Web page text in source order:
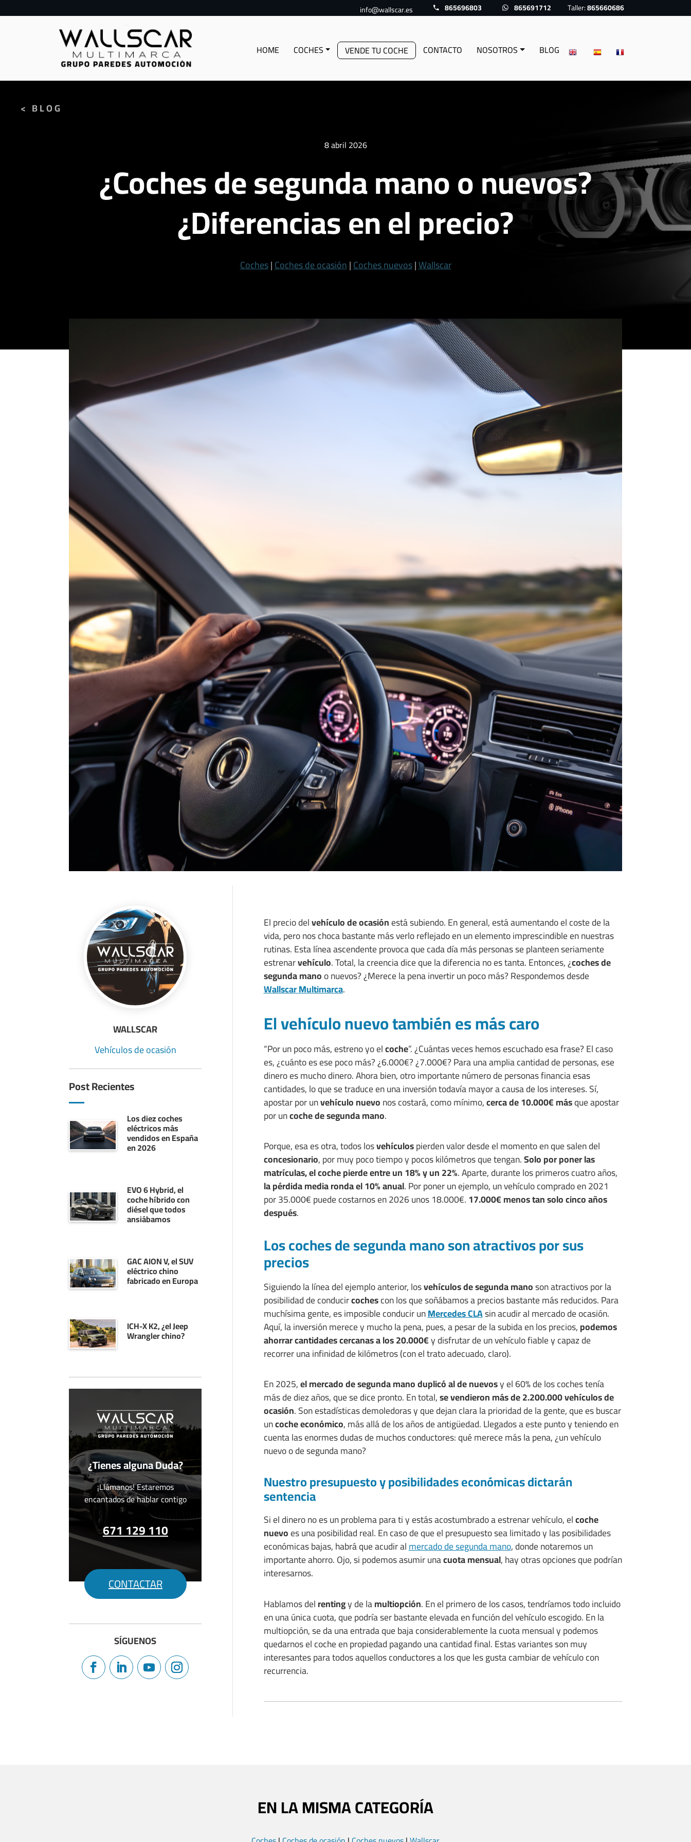
info@wallscar.es 865696803 865691712 Taller:865660686
HOME COCHES VENDE TU COCHE CONTACTO NOSOTROS BLOG
8 abril 2026
¿Coches de segunda mano o nuevos?
¿Diferencias en el precio?
Coches|Coches de ocasión|Coches nuevos|Wallscar
< BLOG
WALLSCAR
Vehículos de ocasión
Post Recientes
Los diez coches
eléctricos más
vendidos en España
en 2026
EVO 6 Hybrid, el
coche híbrido con
diésel que todos
ansiábamos
GAC AION V, el SUV
eléctrico chino
fabricado en Europa
ICH-X K2, ¿el Jeep
Wrangler chino?
¿Tienes alguna Duda?
¡Llámanos! Estaremos
encantados de hablar contigo
671 129 110
CONTACTAR
SÍGUENOS
El precio delvehículo de ocasiónestá subiendo. En general, está aumentando el coste de la
vida, pero nos choca bastante más verlo reflejado en un elemento imprescindible en nuestras
rutinas. Esta línea ascendente provoca que cada día más personas se planteen seriamente
estrenarvehículo. Total, la creencia dice que la diferencia no es tanta. Entonces, ¿coches de
segunda manoo nuevos? ¿Merece la pena invertir un poco más? Respondemos desde
Wallscar Multimarca.
El vehículo nuevo también es más caro
“Por un poco más, estreno yo elcoche”. ¿Cuántas veces hemos escuchado esa frase? El caso
es, ¿cuánto es ese poco más? ¿6.000€? ¿7.000€? Para una amplia cantidad de personas, ese
dinero es mucho dinero. Ahora bien, otro importante número de personas financia esas
cantidades, lo que se traduce en una inversión todavía mayor a causa de los intereses. Sí,
apostar por unvehículo nuevonos costará, como mínimo,cerca de 10.000€ másque apostar
por uncoche de segunda mano.
Porque, esa es otra, todos losvehículospierden valor desde el momento en que salen del
concesionario, por muy poco tiempo y pocos kilómetros que tengan.Solo por poner las
matrículas, el coche pierde entre un 18% y un 22%. Aparte, durante los primeros cuatro años,
la pérdida media ronda el 10% anual. Por poner un ejemplo, un vehículo comprado en 2021
por 35.000€ puede costarnos en 2026 unos 18.000€.17.000€ menos tan solo cinco años
después.
Los coches de segunda mano son atractivos por sus
precios
Siguiendo la línea del ejemplo anterior, losvehículos de segunda manoson atractivos por la
posibilidad de conducircochescon los que soñábamos a precios bastante más reducidos. Para
muchísima gente, es imposible conducir unMercedes CLAsin acudir al mercado de ocasión.
Aquí, la inversión merece y mucho la pena, pues, a pesar de la subida en los precios,podemos
ahorrar cantidades cercanas a los 20.000€y disfrutar de un vehículo fiable y capaz de
recorrer una infinidad de kilómetros (con el trato adecuado, claro).
En 2025,el mercado de segunda mano duplicó al de nuevosy el 60% de los coches tenía
más de diez años, que se dice pronto. En total,se vendieron más de 2.200.000 vehículos de
ocasión. Son estadísticas demoledoras y que dejan clara la prioridad de la gente, que es buscar
uncoche económico, más allá de los años de antigüedad. Llegados a este punto y teniendo en
cuenta las enormes dudas de muchos conductores: qué merece más la pena, ¿un vehículo
nuevo o de segunda mano?
Nuestro presupuesto y posibilidades económicas dictarán
sentencia
Si el dinero no es un problema para ti y estás acostumbrado a estrenar vehículo, elcoche
nuevoes una posibilidad real. En caso de que el presupuesto sea limitado y las posibilidades
económicas bajas, habrá que acudir almercado de segunda mano, donde notaremos un
importante ahorro. Ojo, si podemos asumir unacuota mensual, hay otras opciones que podrían
interesarnos.
Hablamos delrentingy de lamultiopción. En el primero de los casos, tendríamos todo incluido
en una única cuota, que podría ser bastante elevada en función del vehículo escogido. En la
multiopción, se da una entrada que baja considerablemente la cuota mensual y podemos
quedarnos el coche en propiedad pagando una cantidad final. Estas variantes son muy
interesantes para todos aquellos conductores a los que les gusta cambiar de vehículo con
recurrencia.
EN LA MISMA CATEGORÍA